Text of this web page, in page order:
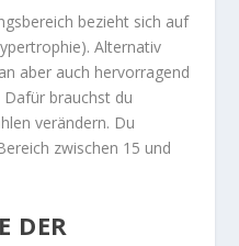
bezieht sich auf
Alternativ
aber auch hervorragend
Dafür brauchst du
verändern. Du
zwischen 15 und
DER